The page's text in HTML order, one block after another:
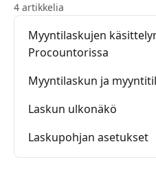
4 artikkelia
Myyntilaskujen
Procountorissa
Myyntilaskun ja
Laskun ulkonäkö
Laskupohjan asetukset